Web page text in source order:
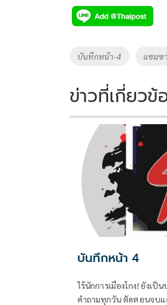
e
b
o
k
tt
er
p
y
Li
k
Tags
บันทึกหน้า-4 แซมซ
ข่าวที่เกี่ยวข้
บันทึกหน้า 4
ไร้นักการเมืองโกง! ยังเป็
คำถามทุกวัน ตัดตอนจบแ